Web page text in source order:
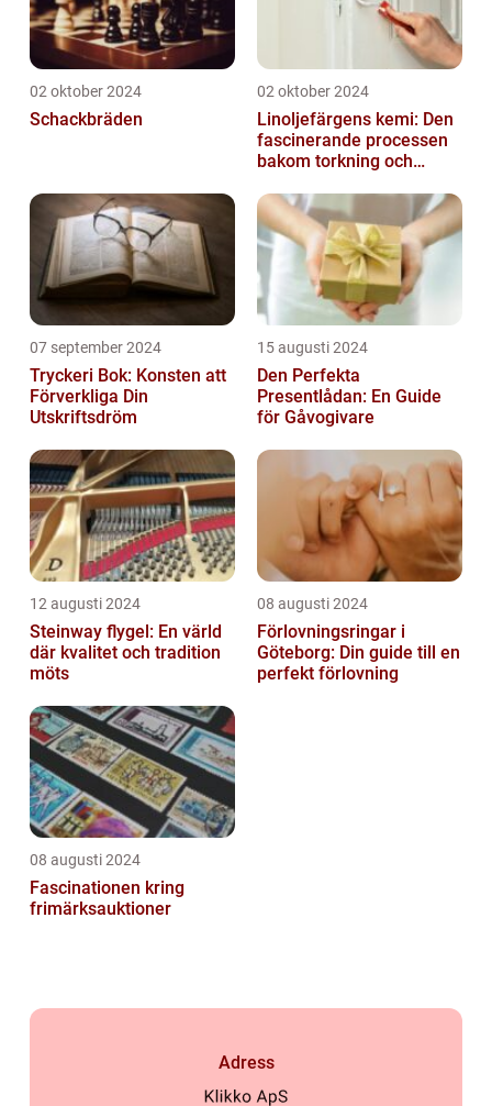
02 oktober 2024
Schackbräden
02 oktober 2024
Linoljefärgens kemi: Den
fascinerande processen
bakom torkning och
07 september 2024
Tryckeri Bok: Konsten att
Förverkliga Din
Utskriftsdröm
15 augusti 2024
Den Perfekta
Presentlådan: En Guide
för Gåvogivare
12 augusti 2024
Steinway flygel: En värld
där kvalitet och tradition
möts
08 augusti 2024
Förlovningsringar i
Göteborg: Din guide till en
perfekt förlovning
08 augusti 2024
Fascinationen kring
frimärksauktioner
Adress